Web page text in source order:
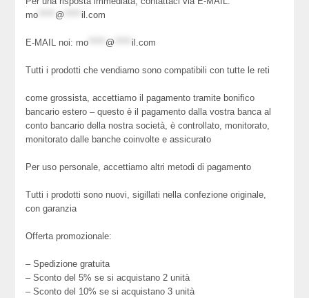
mo
@ il.com
E-MAIL noi: mo @ il.com
Tutti i prodotti che vendiamo sono compatibili con tutte le reti
come grossista, accettiamo il pagamento tramite bonifico
bancario estero – questo è il pagamento dalla vostra banca al
conto bancario della nostra società, è controllato, monitorato,
monitorato dalle banche coinvolte e assicurato
Per uso personale, accettiamo altri metodi di pagamento
Tutti i prodotti sono nuovi, sigillati nella confezione originale,
con garanzia
Offerta promozionale:
– Spedizione gratuita
– Sconto del 5% se si acquistano 2 unità
– Sconto del 10% se si acquistano 3 unità